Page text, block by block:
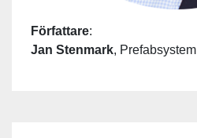
Författare:
Jan Stenmark, Prefabsystem